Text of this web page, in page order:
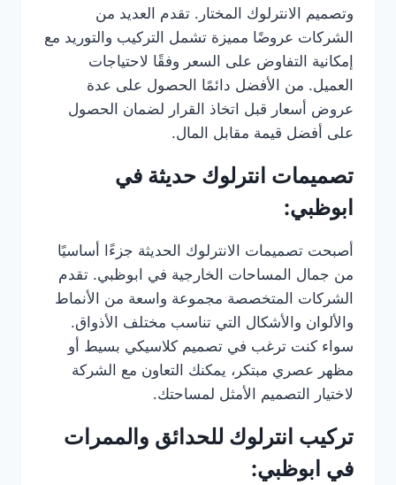
وتصميم الانترلوك المختار. تقدم العديد من
الشركات عروضًا مميزة تشمل التركيب والتوريد مع
إمكانية التفاوض على السعر وفقًا لاحتياجات
العميل. من الأفضل دائمًا الحصول على عدة
عروض أسعار قبل اتخاذ القرار لضمان الحصول
على أفضل قيمة مقابل المال.
تصميمات انترلوك حديثة في
ابوظبي:
أصبحت تصميمات الانترلوك الحديثة جزءًا أساسيًا
من جمال المساحات الخارجية في ابوظبي. تقدم
الشركات المتخصصة مجموعة واسعة من الأنماط
والألوان والأشكال التي تناسب مختلف الأذواق.
سواء كنت ترغب في تصميم كلاسيكي بسيط أو
مظهر عصري مبتكر، يمكنك التعاون مع الشركة
لاختيار التصميم الأمثل لمساحتك.
تركيب انترلوك للحدائق والممرات
في ابوظبي: